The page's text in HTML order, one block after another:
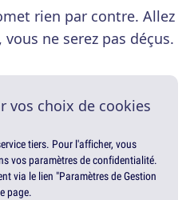
rien par contre. Allez
ne serez pas déçus.
vos choix de cookies
tiers. Pour l'afficher, vous
vos paramètres de confidentialité.
via le lien "Paramètres de Gestion
page.